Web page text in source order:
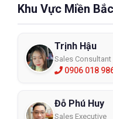
Khu Vực Miền Bắc
Trịnh Hậu
Sales Consultant
0906 018
Đỗ Phú Huy
Sales Executive